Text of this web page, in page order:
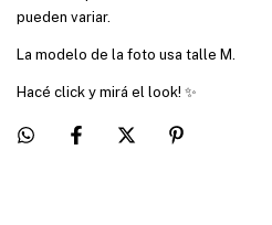
pueden variar.
La modelo de la foto usa talle M.
Hacé click y mirá el look! ✨